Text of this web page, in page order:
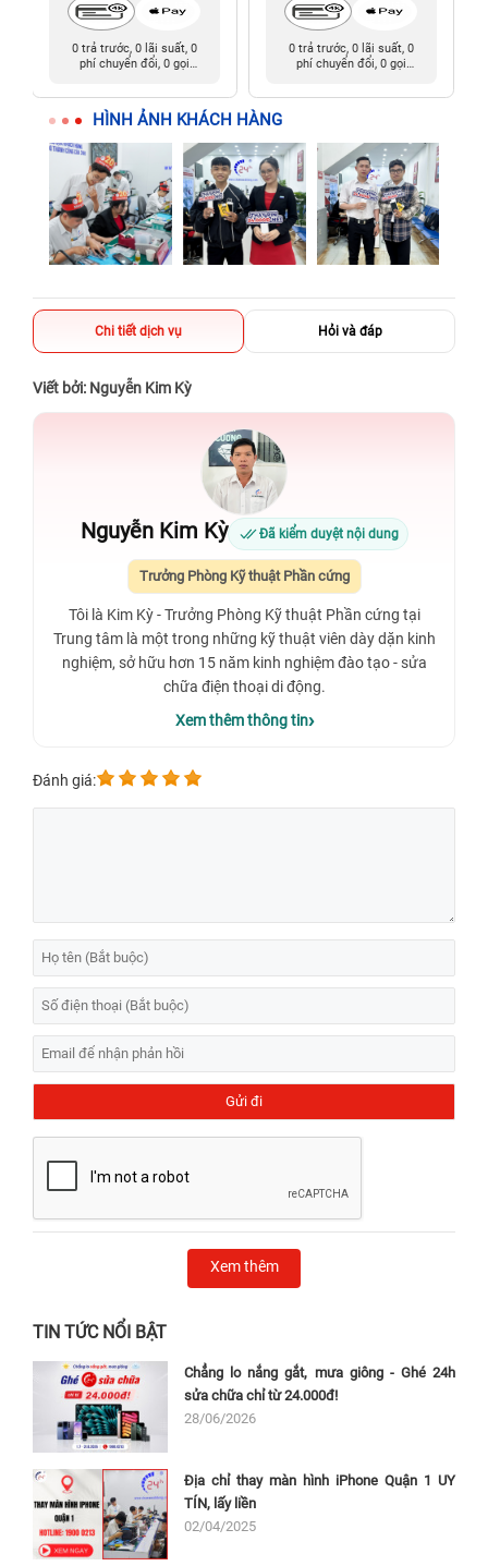
0 trả trước, 0 lãi suất, 0
phí chuyển đổi, 0 gọi
0 trả trước, 0 lãi suất, 0
phí chuyển đổi, 0 gọi
HÌNH ẢNH KHÁCH HÀNG
Chi tiết dịch vụ Hỏi và đáp
Viết bởi: Nguyễn Kim Kỳ
Nguyễn Kim Kỳ Đã kiểm duyệt nội dung
Trưởng Phòng Kỹ thuật Phần cứng
Tôi là Kim Kỳ - Trưởng Phòng Kỹ thuật Phần cứng tại
Trung tâm là một trong những kỹ thuật viên dày dặn kinh
nghiệm, sở hữu hơn 15 năm kinh nghiệm đào tạo - sửa
chữa điện thoại di động.
Xem thêm thông tin
Đánh giá:
Xem thêm
TIN TỨC NỔI BẬT
Chẳng lo nắng gắt, mưa giông - Ghé 24h
sửa chữa chỉ từ 24.000đ!
28/06/2026
Địa chỉ thay màn hình iPhone Quận 1 UY
TÍN, lấy liền
02/04/2025